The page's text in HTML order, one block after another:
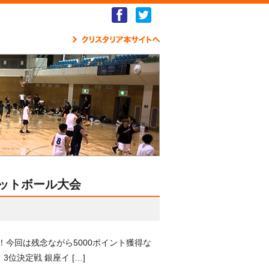
Facebook
トボール大会
今回は残念ながら5000ポイント獲得な
3位決定戦 銀座イ […]